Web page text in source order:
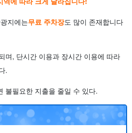
지에는무료 주차장도 많이 존재합니다
며, 단시간 이용과 장시간 이용에 따라
.
불필요한 지출을 줄일 수 있다.